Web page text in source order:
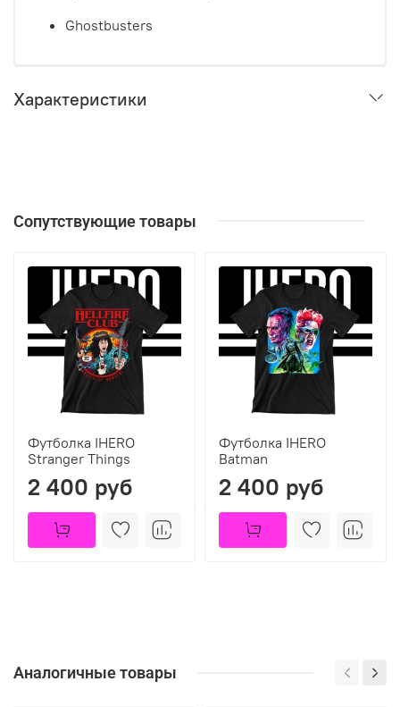
Ghostbusters
Характеристики
Сопутствующие товары
Футболка IHERO
Stranger Things
2 400 руб
Футболка IHERO
Batman
2 400 руб
Аналогичные товары